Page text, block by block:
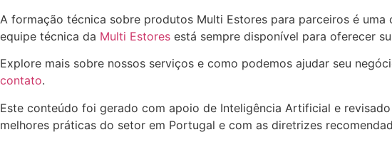
A formação técnica sobre produtos Multi Estores para parceiros é
equipe técnica da Multi Estores está sempre disponível para oferecer
Explore mais sobre nossos serviços e como podemos ajudar seu
contato.
Este conteúdo foi gerado com apoio de Inteligência Artificial e
melhores práticas do setor em Portugal e com as diretrizes